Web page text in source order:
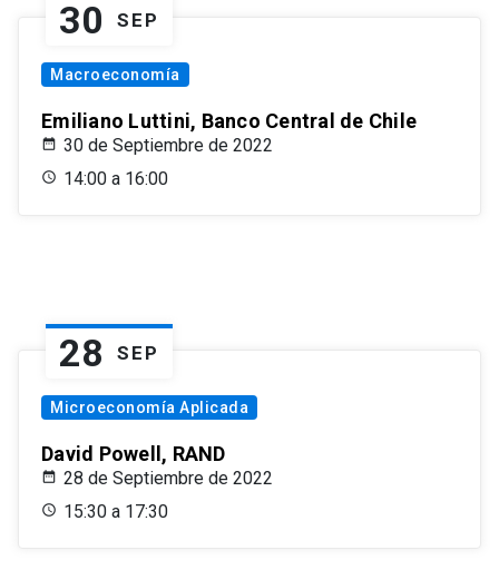
30 SEP
Macroeconomía
Emiliano Luttini, Banco Central de Chile
30 de Septiembre de 2022
14:00 a 16:00
28 SEP
Microeconomía Aplicada
David Powell, RAND
28 de Septiembre de 2022
15:30 a 17:30